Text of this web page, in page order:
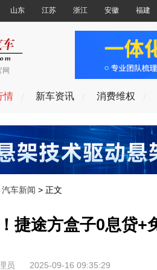
山东 江苏 浙江 安徽 福建
网
情 新车资讯 消费维权
汽车新闻 > 正文
捷途方盒子0息贷+
员 2025-09-16 09:35:29